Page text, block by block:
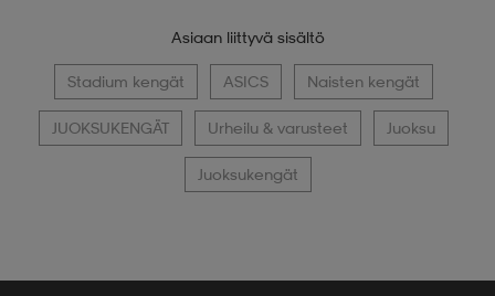
Asiaan liittyvä sisältö
Stadium kengät ASICS Naisten kengät
JUOKSUKENGÄT Urheilu & varusteet Juoksu
Juoksukengät